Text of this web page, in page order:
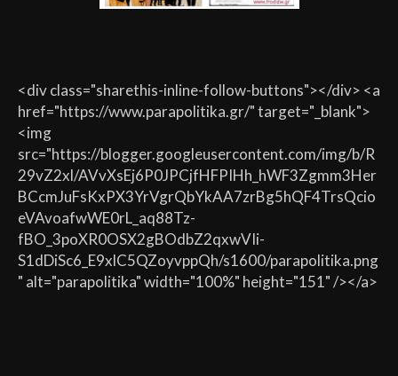
<div class="sharethis-inline-follow-buttons"></div> <a
href="https://www.parapolitika.gr/" target="_blank">
<img
src="https://blogger.googleusercontent.com/img/b/R
29vZ2xl/AVvXsEj6P0JPCjfHFPIHh_hWF3Zgmm3Her
BCcmJuFsKxPX3YrVgrQbYkAA7zrBg5hQF4TrsQcio
eVAvoafwWE0rL_aq88Tz-
fBO_3poXR0OSX2gBOdbZ2qxwVIi-
S1dDiSc6_E9xlC5QZoyvppQh/s1600/parapolitika.png
" alt="parapolitika" width="100%" height="151" /></a>